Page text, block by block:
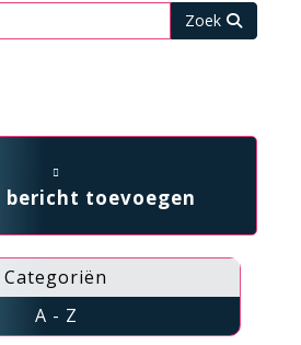
bericht toevoegen
Categoriën
A - Z